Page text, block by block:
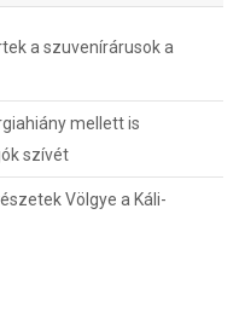
a szuvenírárusok a
mellett is
szívét
Völgye a Káli-